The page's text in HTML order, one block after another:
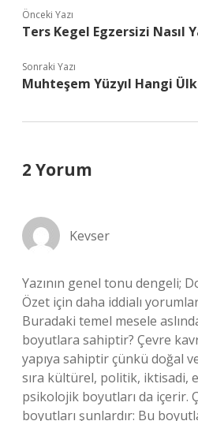
Önceki Yazı
Ters Kegel Egzersizi Nasıl
Sonraki Yazı
Muhteşem Yüzyıl Hangi
2 Yorum
Kevser
Yazının genel tonu dengeli;
Özet için daha iddialı
Buradaki temel mesele
boyutlara sahiptir? Çevre
yapıya sahiptir çünkü doğal
sıra kültürel, politik, iktisadi,
psikolojik boyutları da içerir.
boyutları şunlardır: Bu